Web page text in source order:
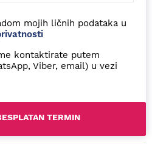
mojih ličnih podataka u
kontaktirate putem
Viber, email) u vezi